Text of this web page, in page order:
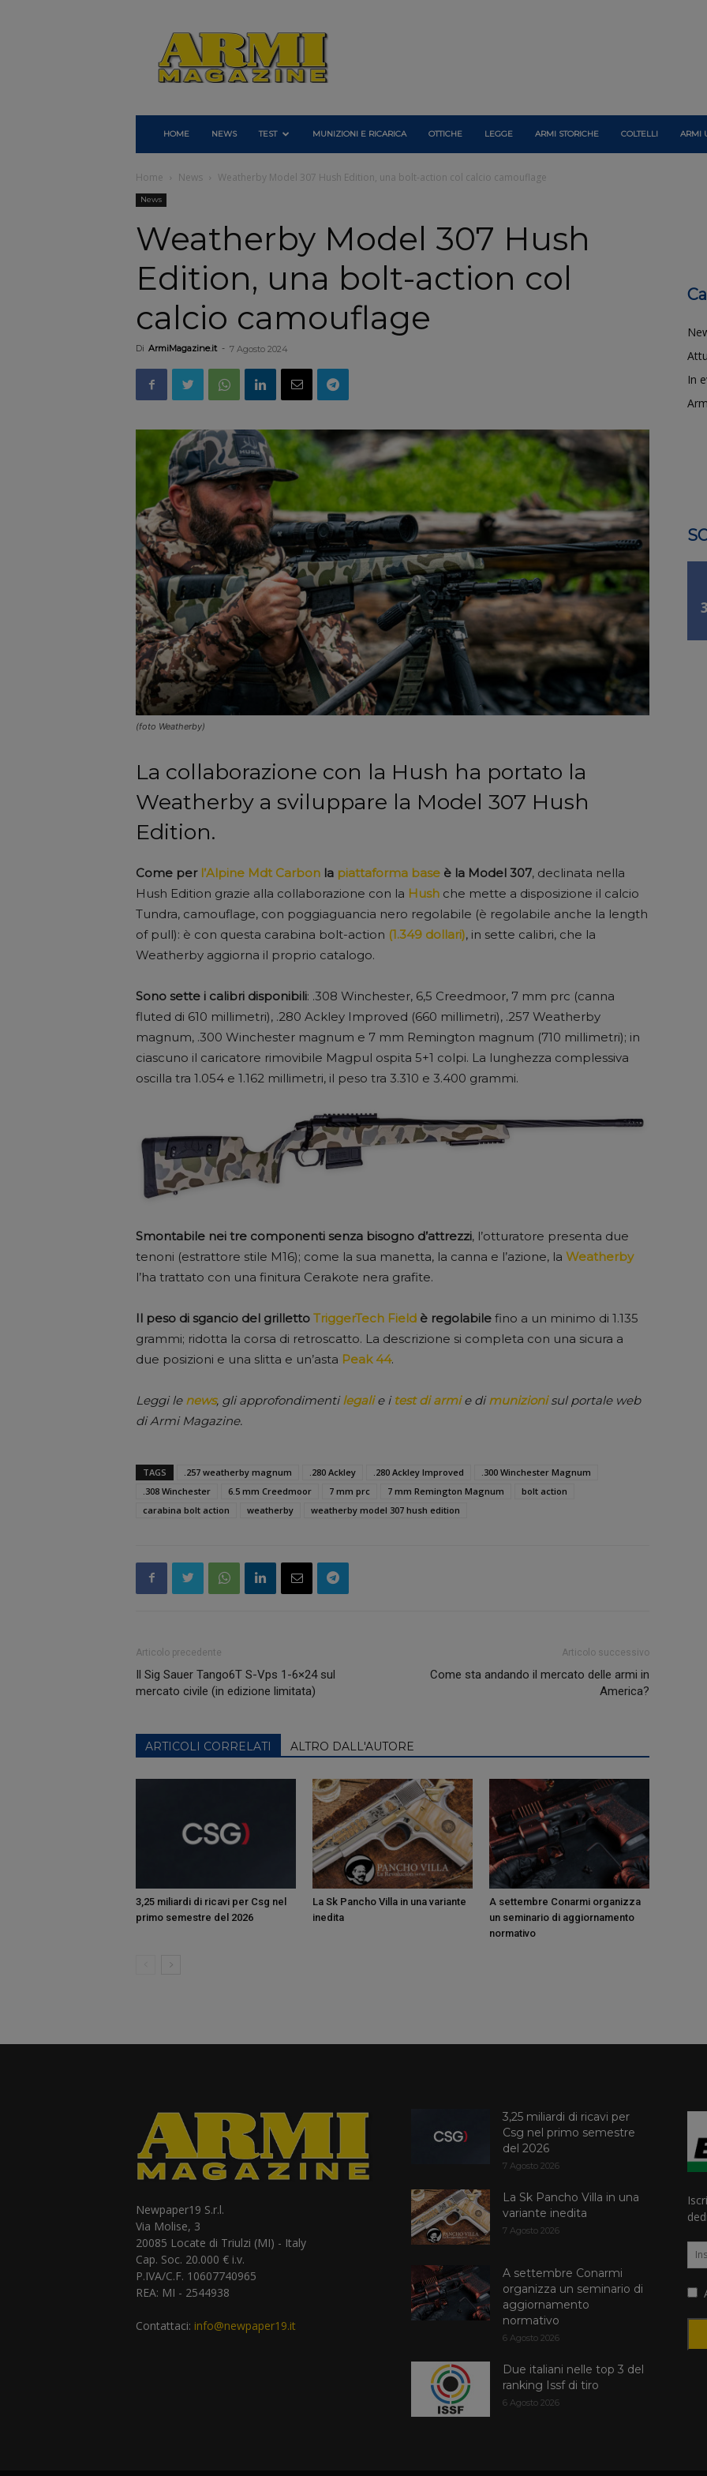
Armi
Magazine
HOME NEWS TEST MUNIZIONI E RICARICA OTTICHE LEGGE ARMI STORICHE COLTELLI ARMI
Home News Weatherby Model 307 Hush Edition, una bolt-action col calcio camouflage
News
Weatherby Model 307 Hush
Edition, una bolt-action col
calcio camouflage
Di ArmiMagazine.it - 7 Agosto 2024
(foto Weatherby)
La collaborazione con la Hush ha portato la
Weatherby a sviluppare la Model 307 Hush
Edition.
Come per l’Alpine Mdt Carbon la piattaforma base è la Model 307, declinata nella
Hush Edition grazie alla collaborazione con la Hush che mette a disposizione il calcio
Tundra, camouflage, con poggiaguancia nero regolabile (è regolabile anche la length
of pull): è con questa carabina bolt-action (1.349 dollari), in sette calibri, che la
Weatherby aggiorna il proprio catalogo.
Sono sette i calibri disponibili: .308 Winchester, 6,5 Creedmoor, 7 mm prc (canna
fluted di 610 millimetri), .280 Ackley Improved (660 millimetri), .257 Weatherby
magnum, .300 Winchester magnum e 7 mm Remington magnum (710 millimetri); in
ciascuno il caricatore rimovibile Magpul ospita 5+1 colpi. La lunghezza complessiva
oscilla tra 1.054 e 1.162 millimetri, il peso tra 3.310 e 3.400 grammi.
Smontabile nei tre componenti senza bisogno d’attrezzi, l’otturatore presenta due
tenoni (estrattore stile M16); come la sua manetta, la canna e l’azione, la Weatherby
l’ha trattato con una finitura Cerakote nera grafite.
Il peso di sgancio del grilletto TriggerTech Field è regolabile fino a un minimo di 1.135
grammi; ridotta la corsa di retroscatto. La descrizione si completa con una sicura a
due posizioni e una slitta e un’asta Peak 44.
Leggi le news, gli approfondimentilegali e i test di armie dimunizioni sul portale web
di Armi Magazine.
TAGS .257 weatherby magnum .280 Ackley .280 Ackley Improved
.300 Winchester Magnum
.308 Winchester
6.5 mm Creedmoor 7 mm prc 7 mm Remington Magnum
bolt action
carabina bolt action
weatherby weatherby model 307 hush edition
Articolo precedente
Il Sig Sauer Tango6T S-Vps 1-6×24 sul
mercato civile (in edizione limitata)
Articolo successivo
Come sta andando il mercato delle armi in
America?
ARTICOLI CORRELATI ALTRO DALL'AUTORE
3,25 miliardi di ricavi per Csg nel
primo semestre del 2026
La Sk Pancho Villa in una variante
inedita
A settembre Conarmi organizza
un seminario di aggiornamento
normativo
In
Newpaper19 S.r.l.
Via Molise, 3
20085 Locate di Triulzi (MI) - Italy
Cap. Soc. 20.000 € i.v.
P.IVA/C.F. 10607740965
REA: MI - 2544938
Contattaci: info@newpaper19.it
3,25 miliardi di ricavi per
Csg nel primo semestre
del 2026
7 Agosto 2026
La Sk Pancho Villa in una
variante inedita
7 Agosto 2026
A settembre Conarmi
organizza un seminario di
aggiornamento
normativo
6 Agosto 2026
Due italiani nelle top 3 del
ranking Issf di tiro
6 Agosto 2026